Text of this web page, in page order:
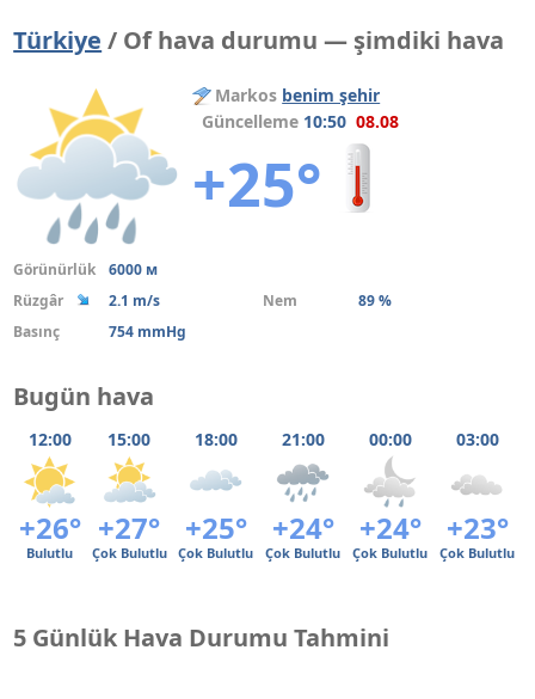
Türkiye / Of hava durumu — şimdiki hava
Markos benim şehir
Güncelleme 10:50 08.08
+25°
Görünürlük
6000 м
Rüzgâr
2.1 m/s Nem
89 %
Basınç
754 mmHg
Bugün hava
12:00 15:00 18:00 21:00 00:00 03:00
+26° +27° +25° +24° +24° +23°
Bulutlu Çok Bulutlu Çok Bulutlu Çok Bulutlu Çok Bulutlu Çok Bulutlu
5 Günlük Hava Durumu Tahmini